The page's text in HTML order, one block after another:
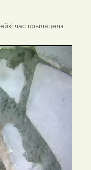
час прыляцела